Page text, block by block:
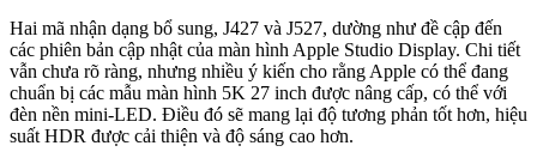
Hai mã nhận dạng bổ sung, J427 và J527, dường như đề cập đến
các phiên bản cập nhật của màn hình Apple Studio Display. Chi tiết
vẫn chưa rõ ràng, nhưng nhiều ý kiến ​​cho rằng Apple có thể đang
chuẩn bị các mẫu màn hình 5K 27 inch được nâng cấp, có thể với
đèn nền mini-LED. Điều đó sẽ mang lại độ tương phản tốt hơn, hiệu
suất HDR được cải thiện và độ sáng cao hơn.